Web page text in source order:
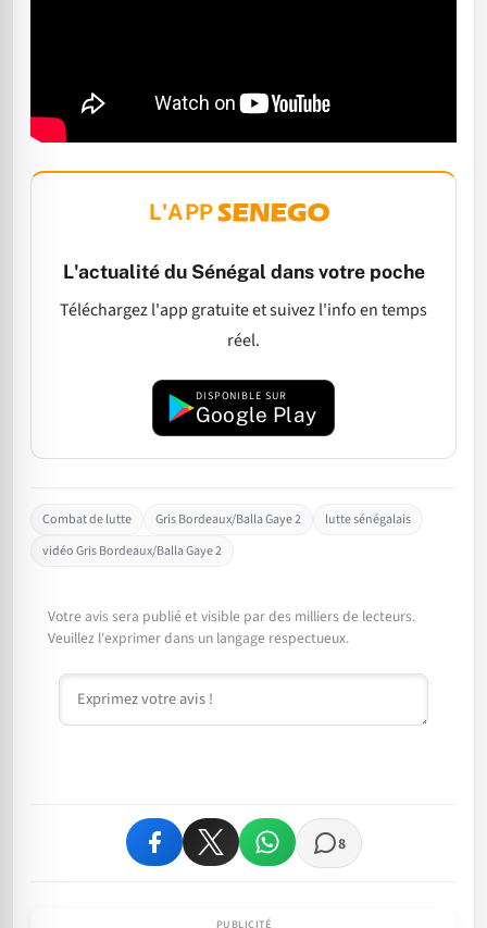
L'APP
L'actualité du Sénégal dans votre poche
Téléchargez l'app gratuite et suivez l'info en temps
réel.
DISPONIBLE SUR
Google Play
Combat de lutte Gris Bordeaux/Balla Gaye 2
lutte sénégalais
vidéo Gris Bordeaux/Balla Gaye 2
Votre avis sera publié et visible par des milliers de lecteurs.
Veuillez l'exprimer dans un langage respectueux.
Commentaire
8